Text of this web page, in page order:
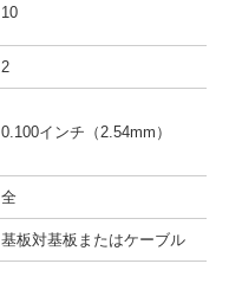
10
2
0.100インチ（2.54mm）
全
基板対基板またはケーブル